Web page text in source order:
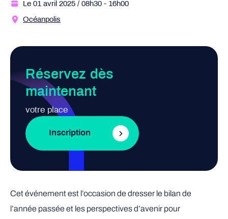
Le 01 avril 2025 / 08h30 - 16h00
Océanpolis
Réservez dès
maintenant
votre place
Inscription
Cet événement est l’occasion de dresser le bilan de
l’année passée et les perspectives d’avenir pour